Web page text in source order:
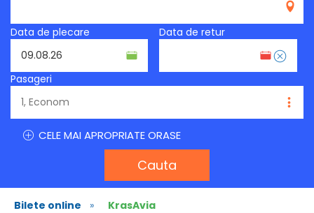
Data de plecare Data de retur
Pasageri
CELE MAI APROPRIATE ORASE
Cauta
Bilete online » KrasAvia